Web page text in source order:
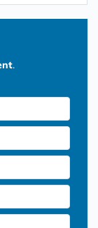
.